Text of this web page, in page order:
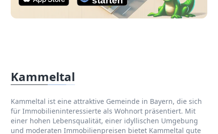
Kammeltal
Kammeltal ist eine attraktive Gemeinde in Bayern, die sich
für Immobilieninteressierte als Wohnort präsentiert. Mit
einer hohen Lebensqualität, einer idyllischen Umgebung
und moderaten Immobilienpreisen bietet Kammeltal gute